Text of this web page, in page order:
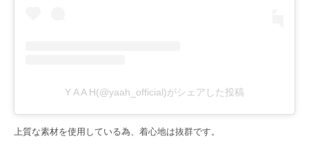
Y A A H(@yaah_official)がシェアした投稿
上質な素材を使用している為、着心地は抜群です。